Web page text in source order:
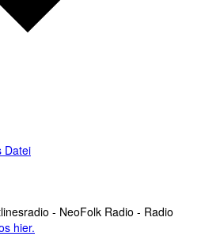
Datei
- NeoFolk Radio - Radio
hier.